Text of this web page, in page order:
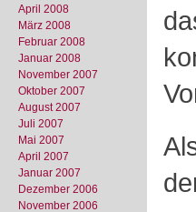
April 2008
März 2008
Februar 2008
Januar 2008
November 2007
Oktober 2007
August 2007
Juli 2007
Mai 2007
April 2007
Januar 2007
Dezember 2006
November 2006